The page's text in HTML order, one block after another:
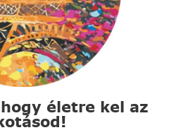
életre kel az